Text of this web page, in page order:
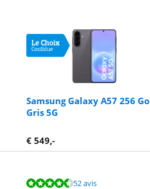
Samsung Galaxy A57 256 Go
Gris 5G
€ 549,-
52 avis